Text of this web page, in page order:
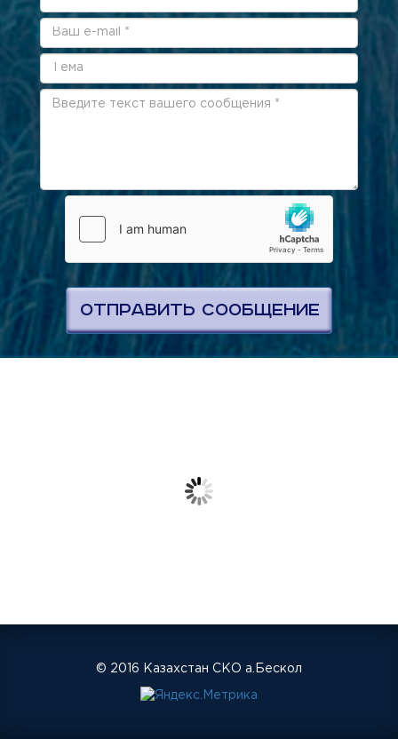
© 2016 Казахстан СКО а.Бескол